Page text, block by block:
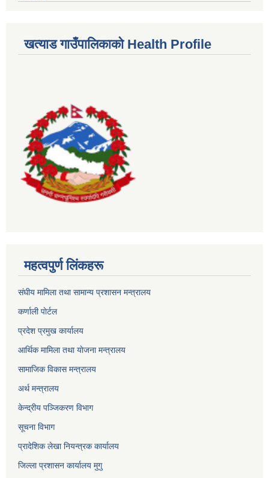
खत्याड गाउँपालिकाकाे Health Profile
महत्वपुर्ण लिंकहरू
संघीय मामिला तथा सामान्य प्रशासन मन्त्रालय
कर्णाली पाेर्टल
प्रदेश प्रमुख कार्यालय
आर्थिक मामिला तथा याेजना मन्त्रालय
सामाजिक विकास मन्त्रालय
अर्थ मन्त्रालय
केन्द्रीय पञ्जिकरण विभाग
सूचना विभाग
प्रादेशिक लेखा नियन्त्रक कार्यालय
जिल्ला प्रशासन कार्यालय मुगु